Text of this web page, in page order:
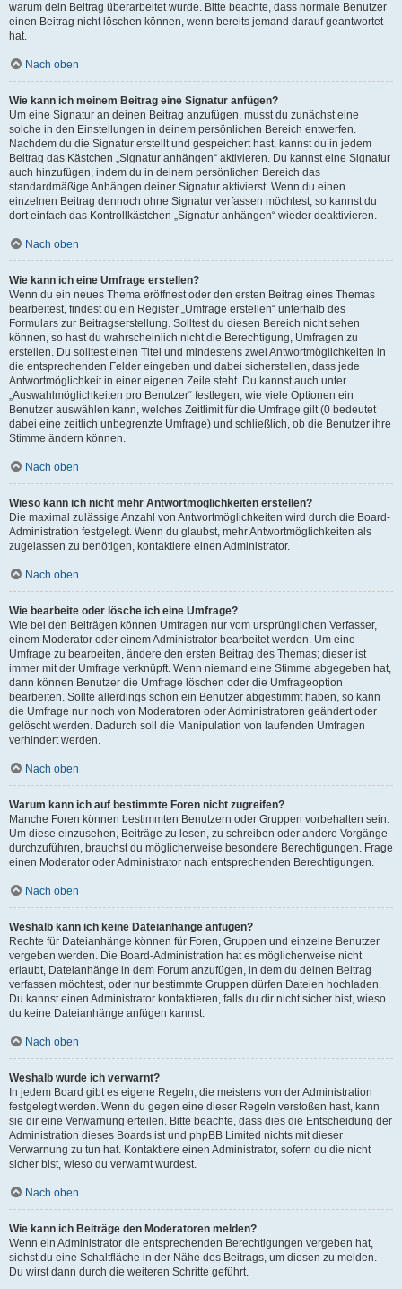
warum dein Beitrag überarbeitet wurde. Bitte beachte, dass normale Benutzer
einen Beitrag nicht löschen können, wenn bereits jemand darauf geantwortet
hat.
Nach oben
Wie kann ich meinem Beitrag eine Signatur anfügen?
Um eine Signatur an deinen Beitrag anzufügen, musst du zunächst eine
solche in den Einstellungen in deinem persönlichen Bereich entwerfen.
Nachdem du die Signatur erstellt und gespeichert hast, kannst du in jedem
Beitrag das Kästchen „Signatur anhängen“ aktivieren. Du kannst eine Signatur
auch hinzufügen, indem du in deinem persönlichen Bereich das
standardmäßige Anhängen deiner Signatur aktivierst. Wenn du einen
einzelnen Beitrag dennoch ohne Signatur verfassen möchtest, so kannst du
dort einfach das Kontrollkästchen „Signatur anhängen“ wieder deaktivieren.
Nach oben
Wie kann ich eine Umfrage erstellen?
Wenn du ein neues Thema eröffnest oder den ersten Beitrag eines Themas
bearbeitest, findest du ein Register „Umfrage erstellen“ unterhalb des
Formulars zur Beitragserstellung. Solltest du diesen Bereich nicht sehen
können, so hast du wahrscheinlich nicht die Berechtigung, Umfragen zu
erstellen. Du solltest einen Titel und mindestens zwei Antwortmöglichkeiten in
die entsprechenden Felder eingeben und dabei sicherstellen, dass jede
Antwortmöglichkeit in einer eigenen Zeile steht. Du kannst auch unter
„Auswahlmöglichkeiten pro Benutzer“ festlegen, wie viele Optionen ein
Benutzer auswählen kann, welches Zeitlimit für die Umfrage gilt (0 bedeutet
dabei eine zeitlich unbegrenzte Umfrage) und schließlich, ob die Benutzer ihre
Stimme ändern können.
Nach oben
Wieso kann ich nicht mehr Antwortmöglichkeiten erstellen?
Die maximal zulässige Anzahl von Antwortmöglichkeiten wird durch die Board-
Administration festgelegt. Wenn du glaubst, mehr Antwortmöglichkeiten als
zugelassen zu benötigen, kontaktiere einen Administrator.
Nach oben
Wie bearbeite oder lösche ich eine Umfrage?
Wie bei den Beiträgen können Umfragen nur vom ursprünglichen Verfasser,
einem Moderator oder einem Administrator bearbeitet werden. Um eine
Umfrage zu bearbeiten, ändere den ersten Beitrag des Themas; dieser ist
immer mit der Umfrage verknüpft. Wenn niemand eine Stimme abgegeben hat,
dann können Benutzer die Umfrage löschen oder die Umfrageoption
bearbeiten. Sollte allerdings schon ein Benutzer abgestimmt haben, so kann
die Umfrage nur noch von Moderatoren oder Administratoren geändert oder
gelöscht werden. Dadurch soll die Manipulation von laufenden Umfragen
verhindert werden.
Nach oben
Warum kann ich auf bestimmte Foren nicht zugreifen?
Manche Foren können bestimmten Benutzern oder Gruppen vorbehalten sein.
Um diese einzusehen, Beiträge zu lesen, zu schreiben oder andere Vorgänge
durchzuführen, brauchst du möglicherweise besondere Berechtigungen. Frage
einen Moderator oder Administrator nach entsprechenden Berechtigungen.
Nach oben
Weshalb kann ich keine Dateianhänge anfügen?
Rechte für Dateianhänge können für Foren, Gruppen und einzelne Benutzer
vergeben werden. Die Board-Administration hat es möglicherweise nicht
erlaubt, Dateianhänge in dem Forum anzufügen, in dem du deinen Beitrag
verfassen möchtest, oder nur bestimmte Gruppen dürfen Dateien hochladen.
Du kannst einen Administrator kontaktieren, falls du dir nicht sicher bist, wieso
du keine Dateianhänge anfügen kannst.
Nach oben
Weshalb wurde ich verwarnt?
In jedem Board gibt es eigene Regeln, die meistens von der Administration
festgelegt werden. Wenn du gegen eine dieser Regeln verstoßen hast, kann
sie dir eine Verwarnung erteilen. Bitte beachte, dass dies die Entscheidung der
Administration dieses Boards ist und phpBB Limited nichts mit dieser
Verwarnung zu tun hat. Kontaktiere einen Administrator, sofern du die nicht
sicher bist, wieso du verwarnt wurdest.
Nach oben
Wie kann ich Beiträge den Moderatoren melden?
Wenn ein Administrator die entsprechenden Berechtigungen vergeben hat,
siehst du eine Schaltfläche in der Nähe des Beitrags, um diesen zu melden.
Du wirst dann durch die weiteren Schritte geführt.